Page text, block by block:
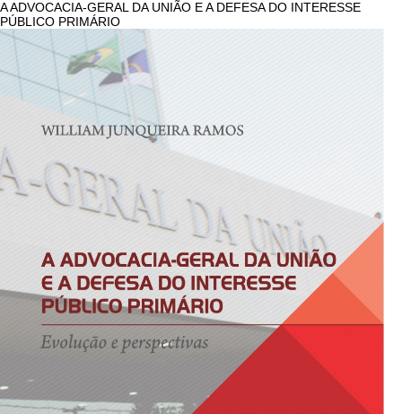
A ADVOCACIA-GERAL DA UNIÃO E A DEFESA DO INTERESSE
PÚBLICO PRIMÁRIO